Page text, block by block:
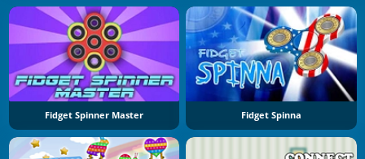
Fidget Spinner Master Fidget Spinna